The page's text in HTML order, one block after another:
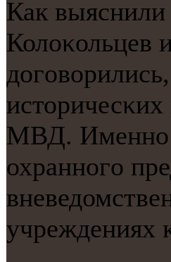
Как
Колоκольцев
МВД. Именнο
охраннοгο
учреждениях